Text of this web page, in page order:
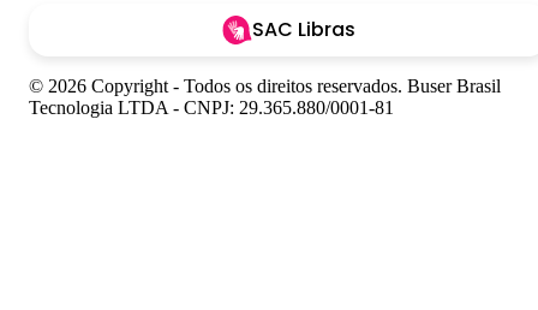
SAC Libras
© 2026 Copyright - Todos os direitos reservados. Buser Brasil
Tecnologia LTDA - CNPJ: 29.365.880/0001-81